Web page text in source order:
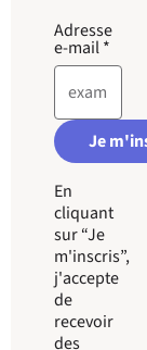
Adresse
e-mail*
Je
En
cliquant
sur “Je
m'inscris”,
j'accepte
de
recevoir
des